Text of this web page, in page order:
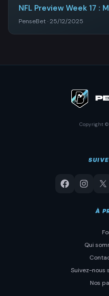
NFL Preview Week 17 :
PenseBet · 25/12/2025
Copyright ©
À
Qui
Suivez-nous
Nos